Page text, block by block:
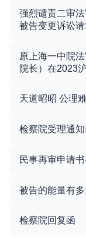
强烈谴责二审
被告变更诉讼
原上海一中院
院长）在2023
天道昭昭 公理
检察院受理通
民事再审申请
被告的能量有多
检察院回复函